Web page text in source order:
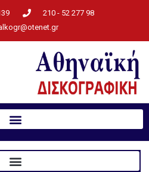
210 - 52 277 98